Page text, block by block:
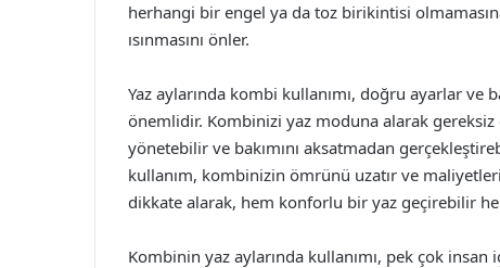
herhangi bir engel ya da toz birikintisi
ısınmasını önler.
Yaz aylarında kombi kullanımı, doğru ayarlar ve
önemlidir. Kombinizi yaz moduna alarak gereksiz
yönetebilir ve bakımını aksatmadan
kullanım, kombinizin ömrünü uzatır ve
dikkate alarak, hem konforlu bir yaz geçirebilir
Kombinin yaz aylarında kullanımı, pek çok